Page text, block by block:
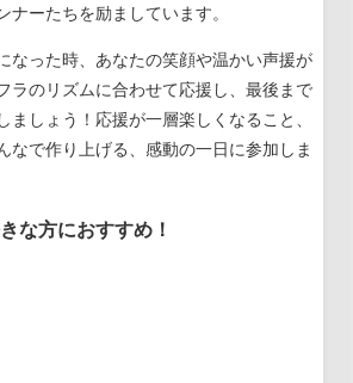
ナーたちを励ましています。
なった時、あなたの笑顔や温かい声援が
ラのリズムに合わせて応援し、最後まで
ましょう！応援が一層楽しくなること、
なで作り上げる、感動の一日に参加しま
な方におすすめ！